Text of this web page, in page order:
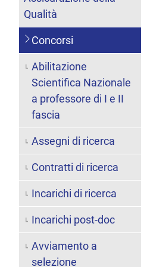
Qualità
Concorsi
Abilitazione
Scientifica Nazionale
a professore di I e II
fascia
Assegni di ricerca
Contratti di ricerca
Incarichi di ricerca
Incarichi post-doc
Avviamento a
selezione